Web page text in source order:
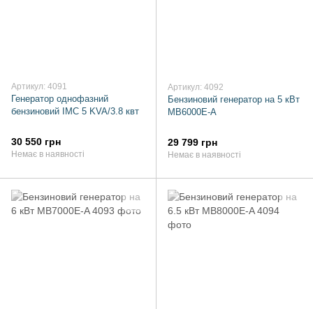
Артикул: 4091
Генератор однофазний
бензиновий IMC 5 KVA/3.8 квт
30 550 грн
Немає в наявності
Артикул: 4092
Бензиновий генератор на 5 кВт
MB6000E-A
29 799 грн
Немає в наявності